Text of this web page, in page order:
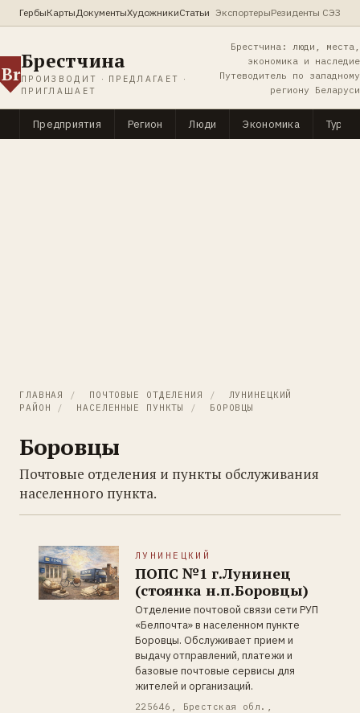
ГербыКартыДокументыХудожникиСтатьи ЭкспортерыРезиденты СЭЗ
Br
Брестчина
ПРОИЗВОДИТ · ПРЕДЛАГАЕТ ·
ПРИГЛАШАЕТ
Брестчина: люди, места,
экономика и наследие
Путеводитель по западному
региону Беларуси
Предприятия Регион Люди Экономика
ГЛАВНАЯ / ПОЧТОВЫЕ ОТДЕЛЕНИЯ /
ЛУНИНЕЦКИЙ
РАЙОН
/ НАСЕЛЕННЫЕ ПУНКТЫ / БОРОВЦЫ
Боровцы
Почтовые отделения и пункты обслуживания
населенного пункта.
ЛУНИНЕЦКИЙ
ПОПС №1 г.Лунинец
(стоянка н.п.Боровцы)
Отделение почтовой связи сети РУП
«Белпочта» в населенном пункте
Боровцы. Обслуживает прием и
выдачу отправлений, платежи и
базовые почтовые сервисы для
жителей и организаций.
225646, Брестская обл.,